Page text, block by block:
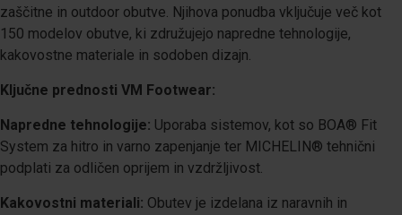
zaščitne in outdoor obutve. Njihova ponudba vključuje več kot
150 modelov obutve, ki združujejo napredne tehnologije,
kakovostne materiale in sodoben dizajn.
Ključne prednosti VM Footwear:
Napredne tehnologije: Uporaba sistemov, kot so BOA® Fit
System za hitro in varno zapenjanje ter MICHELIN® tehnični
podplati za odličen oprijem in vzdržljivost.
Kakovostni materiali: Obutev je izdelana iz naravnih in